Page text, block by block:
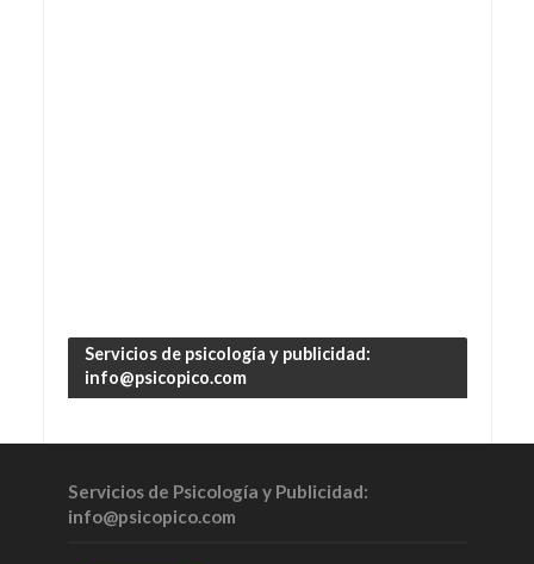
Servicios de psicología y publicidad:
info@psicopico.com
Servicios de Psicología y Publicidad:
info@psicopico.com